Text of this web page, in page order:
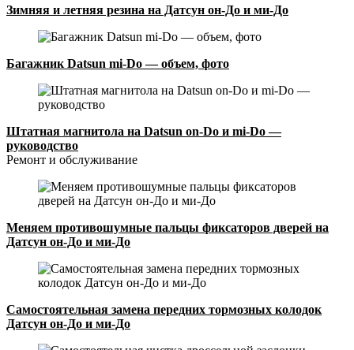
Зимняя и летняя резина на Датсун он-До и ми-До
Багажник Datsun mi-Do — объем, фото
Штатная магнитола на Datsun on-Do и mi-Do —
руководство
Ремонт и обслуживание
Меняем противошумные пальцы фиксаторов дверей на
Датсун он-До и ми-До
Самостоятельная замена передних тормозных колодок
Датсун он-До и ми-До